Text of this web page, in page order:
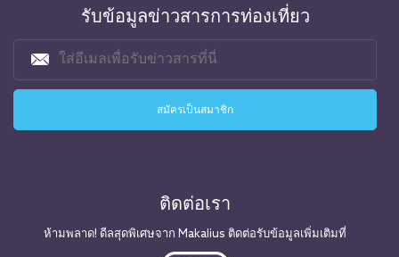
รับข้อมูลข่าวสารการท่องเที่ยว
ติดต่อเรา
ห้ามพลาด! ดีลสุดพิเศษจาก Makalius ติดต่อรับข้อมูลเพิ่มเติมที่